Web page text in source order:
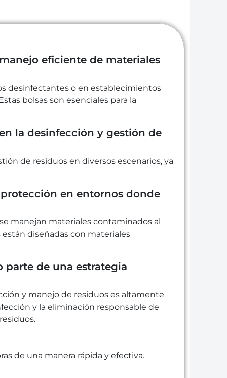
eficiente de materiales
desinfectantes o en establecimientos
bolsas son esenciales para la
la desinfección y gestión de
de residuos en diversos escenarios, ya
en entornos donde
manejan materiales contaminados al
diseñadas con materiales
parte de una estrategia
y manejo de residuos es altamente
y la eliminación responsable de
de una manera rápida y efectiva.